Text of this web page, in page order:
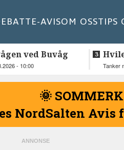
E-AVISOM OSSTIPS
ved Buvåg
- 10:00 Tanker
🌞
NordSalten Avis